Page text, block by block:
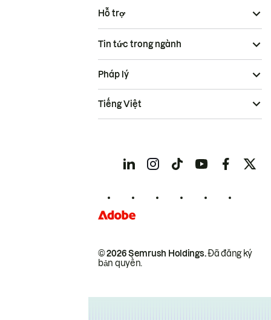
Hỗ trợ
Tin tức trong ngành
© 2026 Semrush Holdings.Đã đăng ký
bản quyền.
Pháp lý
Tiếng Việt